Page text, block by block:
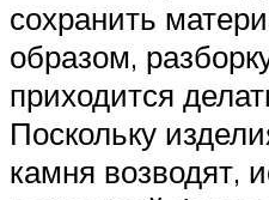
сохранить
образом,
приходится
Поскольку
камня возводят,